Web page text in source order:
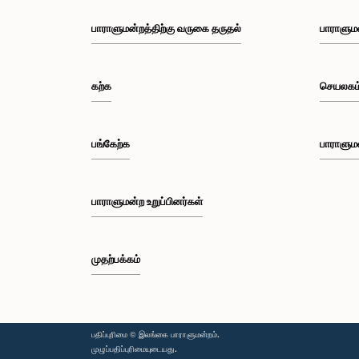
பாராளுமன்றத்திற்கு வருகை தருதல்
கற்க
பங்கேற்க
பாராளுமன்ற உறுப்பினர்கள்
முதற்பக்கம்
பதிப்புரிமை © இலங்கை பாராளுமன்றம்.
முழுப்பதிப்புரிமையுடையது.